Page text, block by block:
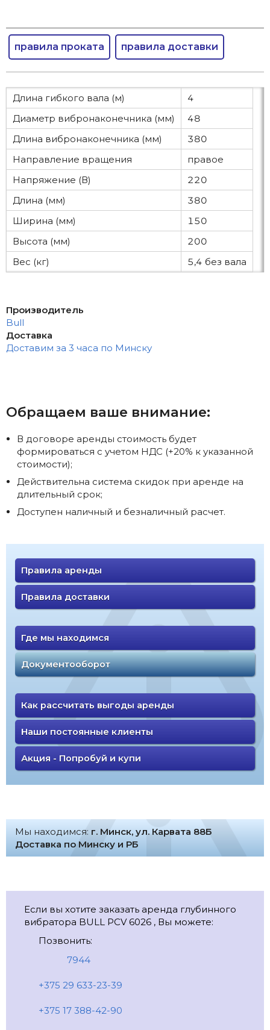
правила проката правила доставки
Длина гибкого вала (м)
4
Диаметр вибронаконечника (мм)
48
Длина вибронаконечника (мм)
380
Направление вращения
правое
Напряжение (В)
220
Длина (мм)
380
Ширина (мм)
150
Высота (мм)
200
Вес (кг)
5,4 без вала
Производитель
Bull
Доставка
Доставим за 3 часа по Минску
Обращаем ваше внимание:
В договоре аренды стоимость будет
формироваться с учетом НДС (+20% к указанной
стоимости);
Действительна система скидок при аренде на
длительный срок;
Доступен наличный и безналичный расчет.
Правила аренды
Правила доставки
Где мы находимся
Документооборот
Как рассчитать выгоды аренды
Наши постоянные клиенты
Акция - Попробуй и купи
Мы находимся: г. Минск, ул. Карвата 88Б
Доставка по Минску и РБ
Если вы хотите заказать аренда глубинного
вибратора BULL PCV 6026 , Вы можете:
Позвонить:
7944
+375 29 633-23-39
+375 17 388-42-90